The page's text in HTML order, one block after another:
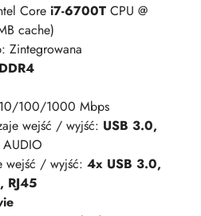
Core i7-6700T CPU @
cache)
Zintegrowana
DDR4
100/1000 Mbps
wejść / wyjść: USB 3.0,
AUDIO
wejść / wyjść: 4x USB 3.0,
RJ45